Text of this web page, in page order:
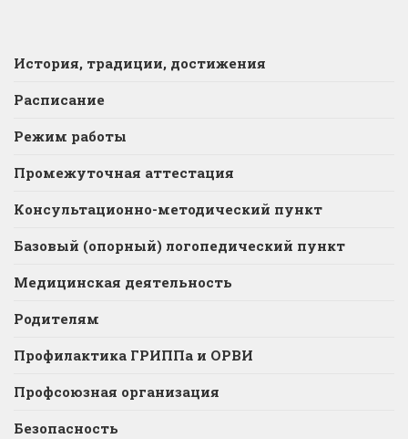
История, традиции, достижения
Расписание
Режим работы
Промежуточная аттестация
Консультационно-методический пункт
Базовый (опорный) логопедический пункт
Медицинская деятельность
Родителям
Профилактика ГРИППа и ОРВИ
Профсоюзная организация
Безопасность